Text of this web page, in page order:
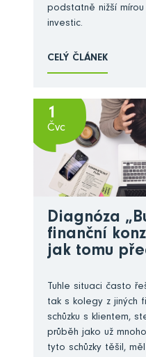
podstatně nižší
investic.
CELÝ ČLÁNEK
1
Čvc
Diagnóza
finanční
jak tomu
Tuhle situaci často
tak s kolegy z jiných
schůzku s klientem,
průběh jako už
tyto schůzky těšil,